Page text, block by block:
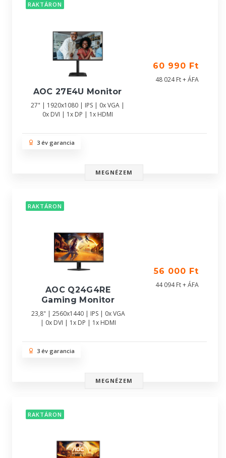
RAKTÁRON
AOC 27E4U Monitor
27" | 1920x1080 | IPS | 0x VGA |
0x DVI | 1x DP | 1x HDMI
60 990 Ft
48 024 Ft + ÁFA
3 év garancia
MEGNÉZEM
RAKTÁRON
AOC Q24G4RE
Gaming Monitor
23,8" | 2560x1440 | IPS | 0x VGA
| 0x DVI | 1x DP | 1x HDMI
56 000 Ft
44 094 Ft + ÁFA
3 év garancia
MEGNÉZEM
RAKTÁRON